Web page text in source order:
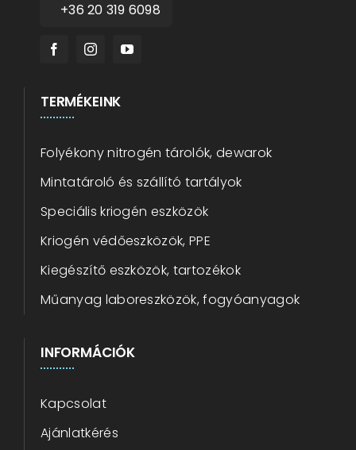
+36 20 319 6098
TERMÉKEINK
Folyékony nitrogén tárolók, dewarok
Mintatároló és szállító tartályok
Speciális kriogén eszközök
Kriogén védőeszközök, PPE
Kiegészítő eszközök, tartozékok
Műanyag laboreszközök, fogyóanyagok
INFORMÁCIÓK
Kapcsolat
Ajánlatkérés